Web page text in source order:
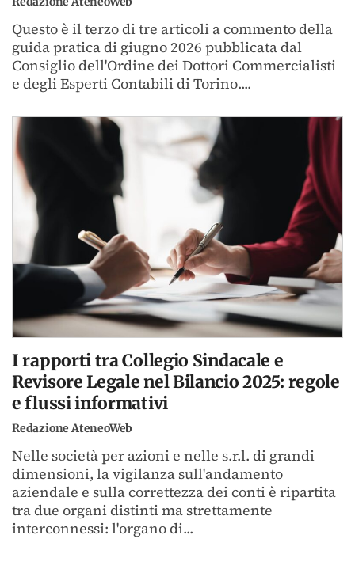
Questo è il terzo di tre articoli a commento della
guida pratica di giugno 2026 pubblicata dal
Consiglio dell'Ordine dei Dottori Commercialisti
e degli Esperti Contabili di Torino....
I rapporti tra Collegio Sindacale e
Revisore Legale nel Bilancio 2025: regole
e flussi informativi
Redazione AteneoWeb
Nelle società per azioni e nelle s.r.l. di grandi
dimensioni, la vigilanza sull'andamento
aziendale e sulla correttezza dei conti è ripartita
tra due organi distinti ma strettamente
interconnessi: l'organo di...